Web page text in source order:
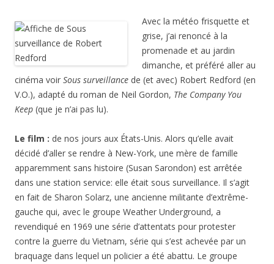
Avec la météo frisquette et
grise, j’ai renoncé à la
promenade et au jardin
dimanche, et préféré aller au
cinéma voir Sous surveillance de (et avec) Robert Redford (en
V.O.), adapté du roman de Neil Gordon, The Company You
Keep (que je n’ai pas lu).
Le film : de nos jours aux États-Unis. Alors qu’elle avait
décidé d’aller se rendre à New-York, une mère de famille
apparemment sans histoire (Susan Sarondon) est arrêtée
dans une station service: elle était sous surveillance. Il s’agit
en fait de Sharon Solarz, une ancienne militante d’extrême-
gauche qui, avec le groupe Weather Underground, a
revendiqué en 1969 une série d’attentats pour protester
contre la guerre du Vietnam, série qui s’est achevée par un
braquage dans lequel un policier a été abattu. Le groupe